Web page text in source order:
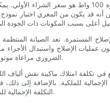
أحد العوامل الأساسية التي تحدد تكلفة ماكينة
أنه قد يكون من المغري اختيار
المستمرة. تعد الصيانة
عمليات الإصلاح واستبدال
الضروري مراعاة موثوقية المعدات ومتانتها، حيث يمكن أن يكون لذلك تأثير كبير على التكلفة الإجمالية للملكية.
للملكية. بالإضافة إلى
التكلفة الإجمالية للملكية، حيث أن الآلة الأكثر كفاءة ستؤدي إلى انخفاض النفقات الجارية للمواد الاستهلاكية.